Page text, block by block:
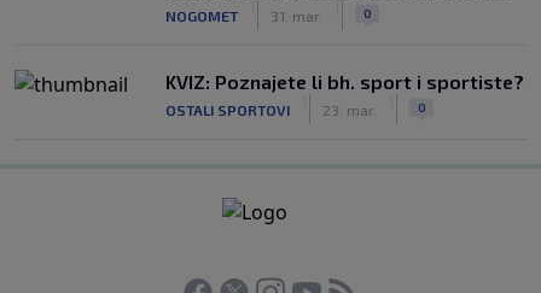
NOGOMET 31. mar. 0
KVIZ: Poznajete li bh. sport i sportiste?
OSTALI SPORTOVI 23. mar. 0